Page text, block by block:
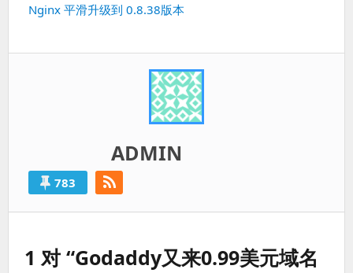
下
Nginx 平滑升级到 0.8.38版本
ADMIN
783
1 对 “Godaddy又来0.99美元域名